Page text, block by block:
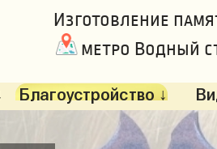
Изготовление
метро Водный
Благоустройство ↓